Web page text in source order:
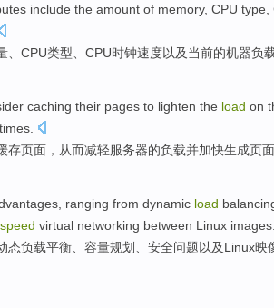
include the amount of memory, CPU type
CPU类型 、CPU时钟速度以及当前的机器负
caching their pages to lighten the load on
存页面 ， 从而减轻服务器的负载并加快生成页
ranging from dynamic load
speed virtual networking between Linux images
态负载平衡 容量规划 安全问题以及Linux映